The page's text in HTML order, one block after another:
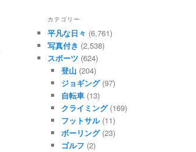
カテゴリー
平凡な日々 (6,761)
写真付き (2,538)
スポーツ (624)
登山 (204)
ジョギング(97)
自転車(13)
クライミング(169)
フットサル(11)
ボーリング(23)
ゴルフ (2)